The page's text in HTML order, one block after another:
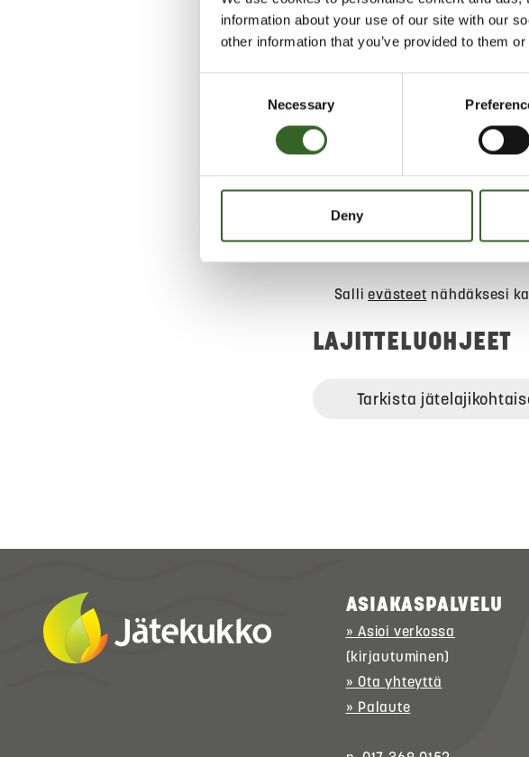
information about your use of our site with our
other information that you’ve provided to them
Necessary
Deny
Vie kamera sähkölaitteiden
tietoturva, kun hävität muistia
tuotteita. Voit palauttaa
myyjälle samalla kun ostat
ostovelvoitetta suurissa
päivittäistavarakaupoissa.
lajitteluasemat vastaanottavat
sähkölaitteita maksutta.
Hae lähin
sijainti
Sallievästeet nähdäksesi
LAJITTELUOHJEET
Tarkista
ASIAKASPALVELU
» Asioi verkossa
(kirjautuminen)
» Ota yhteyttä
» Palaute